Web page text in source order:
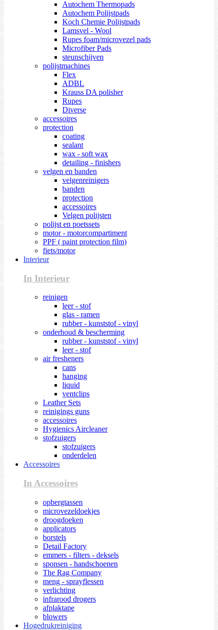
Autochem Thermopads
Autochem Polijstpads
Koch Chemie Polijstpads
Lamsvel - Wool
Rupes foam/microvezel pads
Microfiber Pads
steunschijven
polijstmachines
Flex
ADBL
Krauss DA polisher
Rupes
Diverse
accessoires
protection
coating
sealant
wax - soft wax
detailing - finishers
velgen en banden
velgenreinigers
banden
protection
accessoires
Velgen polijsten
polijst en poetssets
motor - motorcompartiment
PPF ( paint protection film)
fiets/motor
Interieur
In Interieur
reinigen
leer - stof
glas - ramen
rubber - kunststof - vinyl
onderhoud & bescherming
rubber - kunststof - vinyl
leer - stof
air fresheners
cans
hanging
liquid
ventclips
Leather Sets
reinigings guns
accessoires
Hygienics Aircleaner
stofzuigers
stofzuigers
onderdelen
Accessoires
In Accessoires
opbergtassen
microvezeldoekjes
droogdoeken
applicators
borstels
Detail Factory
emmers - filters - deksels
sponsen - handschoenen
The Rag Company
meng - sprayflessen
verlichting
infrarood drogers
afplaktape
blowers
Hogedrukreiniging